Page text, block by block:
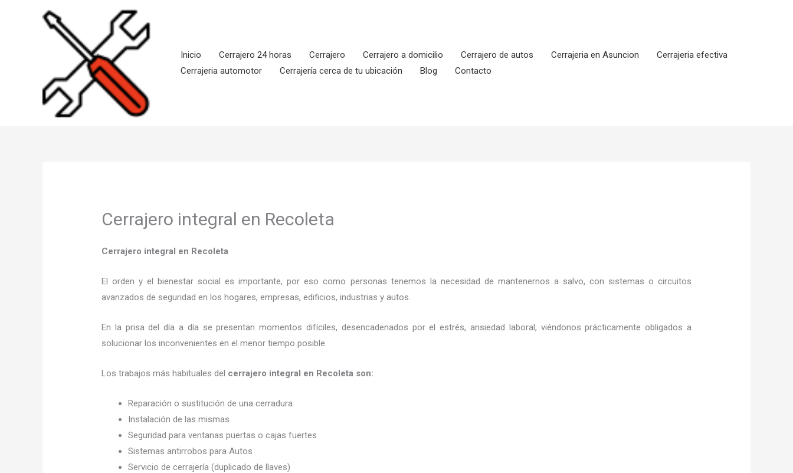
Inicio
Cerrajero 24 horas Cerrajero Cerrajero a domicilio Cerrajero de autos Cerrajeria en Asuncion
Cerrajeria efectiva
Cerrajeria automotor
Cerrajería cerca de tu ubicación Blog Contacto
Cerrajero integral en Recoleta
Cerrajero integral en Recoleta
El orden y el bienestar social es importante, por eso como personas tenemos la necesidad de mantenernos a salvo, con sistemas o circuitos
avanzados de seguridad en los hogares, empresas, edificios, industrias y autos.
En la prisa del día a día se presentan momentos difíciles, desencadenados por el estrés, ansiedad laboral, viéndonos prácticamente obligados a
solucionar los inconvenientes en el menor tiempo posible.
Los trabajos más habituales del cerrajero integral en Recoleta son:
Reparación o sustitución de una cerradura
Instalación de las mismas
Seguridad para ventanas puertas o cajas fuertes
Sistemas antirrobos para Autos
Servicio de cerrajería (duplicado de llaves)